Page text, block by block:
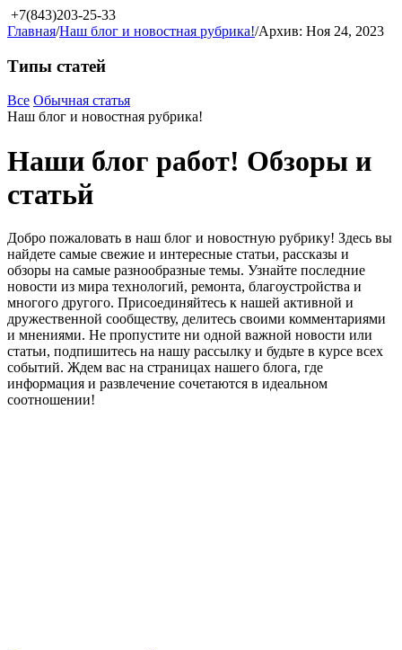
+7(843)203-25-33
Главная/Наш блог и новостная рубрика!/Архив: Ноя 24, 2023
Типы статей
Все Обычная статья
Наш блог и новостная рубрика!
Наши блог работ! Обзоры и
статьй
Добро пожаловать в наш блог и новостную рубрику! Здесь вы
найдете самые свежие и интересные статьи, рассказы и
обзоры на самые разнообразные темы. Узнайте последние
новости из мира технологий, ремонта, благоустройства и
многого другого. Присоединяйтесь к нашей активной и
дружественной сообществу, делитесь своими комментариями
и мнениями. Не пропустите ни одной важной новости или
статьи, подпишитесь на нашу рассылку и будьте в курсе всех
событий. Ждем вас на страницах нашего блога, где
информация и развлечение сочетаются в идеальном
соотношении!